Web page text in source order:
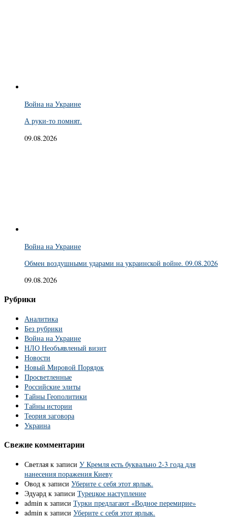
Война на Украине
А руки-то помнят.
09.08.2026
Война на Украине
Обмен воздушными ударами на украинской войне. 09.08.2026
09.08.2026
Рубрики
Аналитика
Без рубрики
Война на Украине
НЛО Необъявленый визит
Новости
Новый Мировой Порядок
Просветленные
Российские элиты
Тайны Геополитики
Тайны истории
Теория заговора
Украина
Свежие комментарии
Светлая к записи У Кремля есть буквально 2-3 года для
нанесения поражения Киеву
Овод к записи Уберите с себя этот ярлык.
Эдуард к записи Турецкое наступление
admin к записи Турки предлагают «Водное перемирие»
admin к записи Уберите с себя этот ярлык.